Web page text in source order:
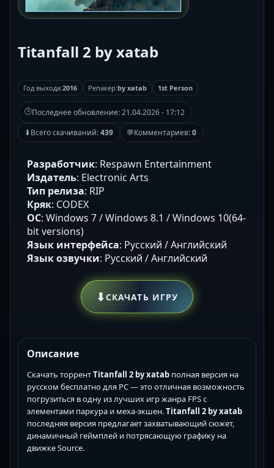
Titanfall 2 by xatab
Год выхода:2016 Репакер:by xatab 1st Person
🕒Последнее обновление:21.04.2026 - 17:12
⬇Всего скачиваний:439 💬Комментариев:0
Разработчик: Respawn Entertainment
Издатель: Electronic Arts
Тип релиза: RIP
Кряк: CODEX
ОС: Windows 7 / Windows 8.1 / Windows 10(64-
bit versions)
Язык интерфейса: Русский / Английский
Язык озвучки: Русский / Английский
⬇СКАЧАТЬ ИГРУ
Описание
Скачать торрентTitanfall 2 by xatab полная версия на
русском бесплатно для PC — это отличная возможность
погрузиться в одну из лучших игр жанра FPS с
элементами паркура и меха-экшен.Titanfall 2 by xatab
последняя версия предлагает захватывающий сюжет,
динамичный геймплей и потрясающую графику на
движке Source.